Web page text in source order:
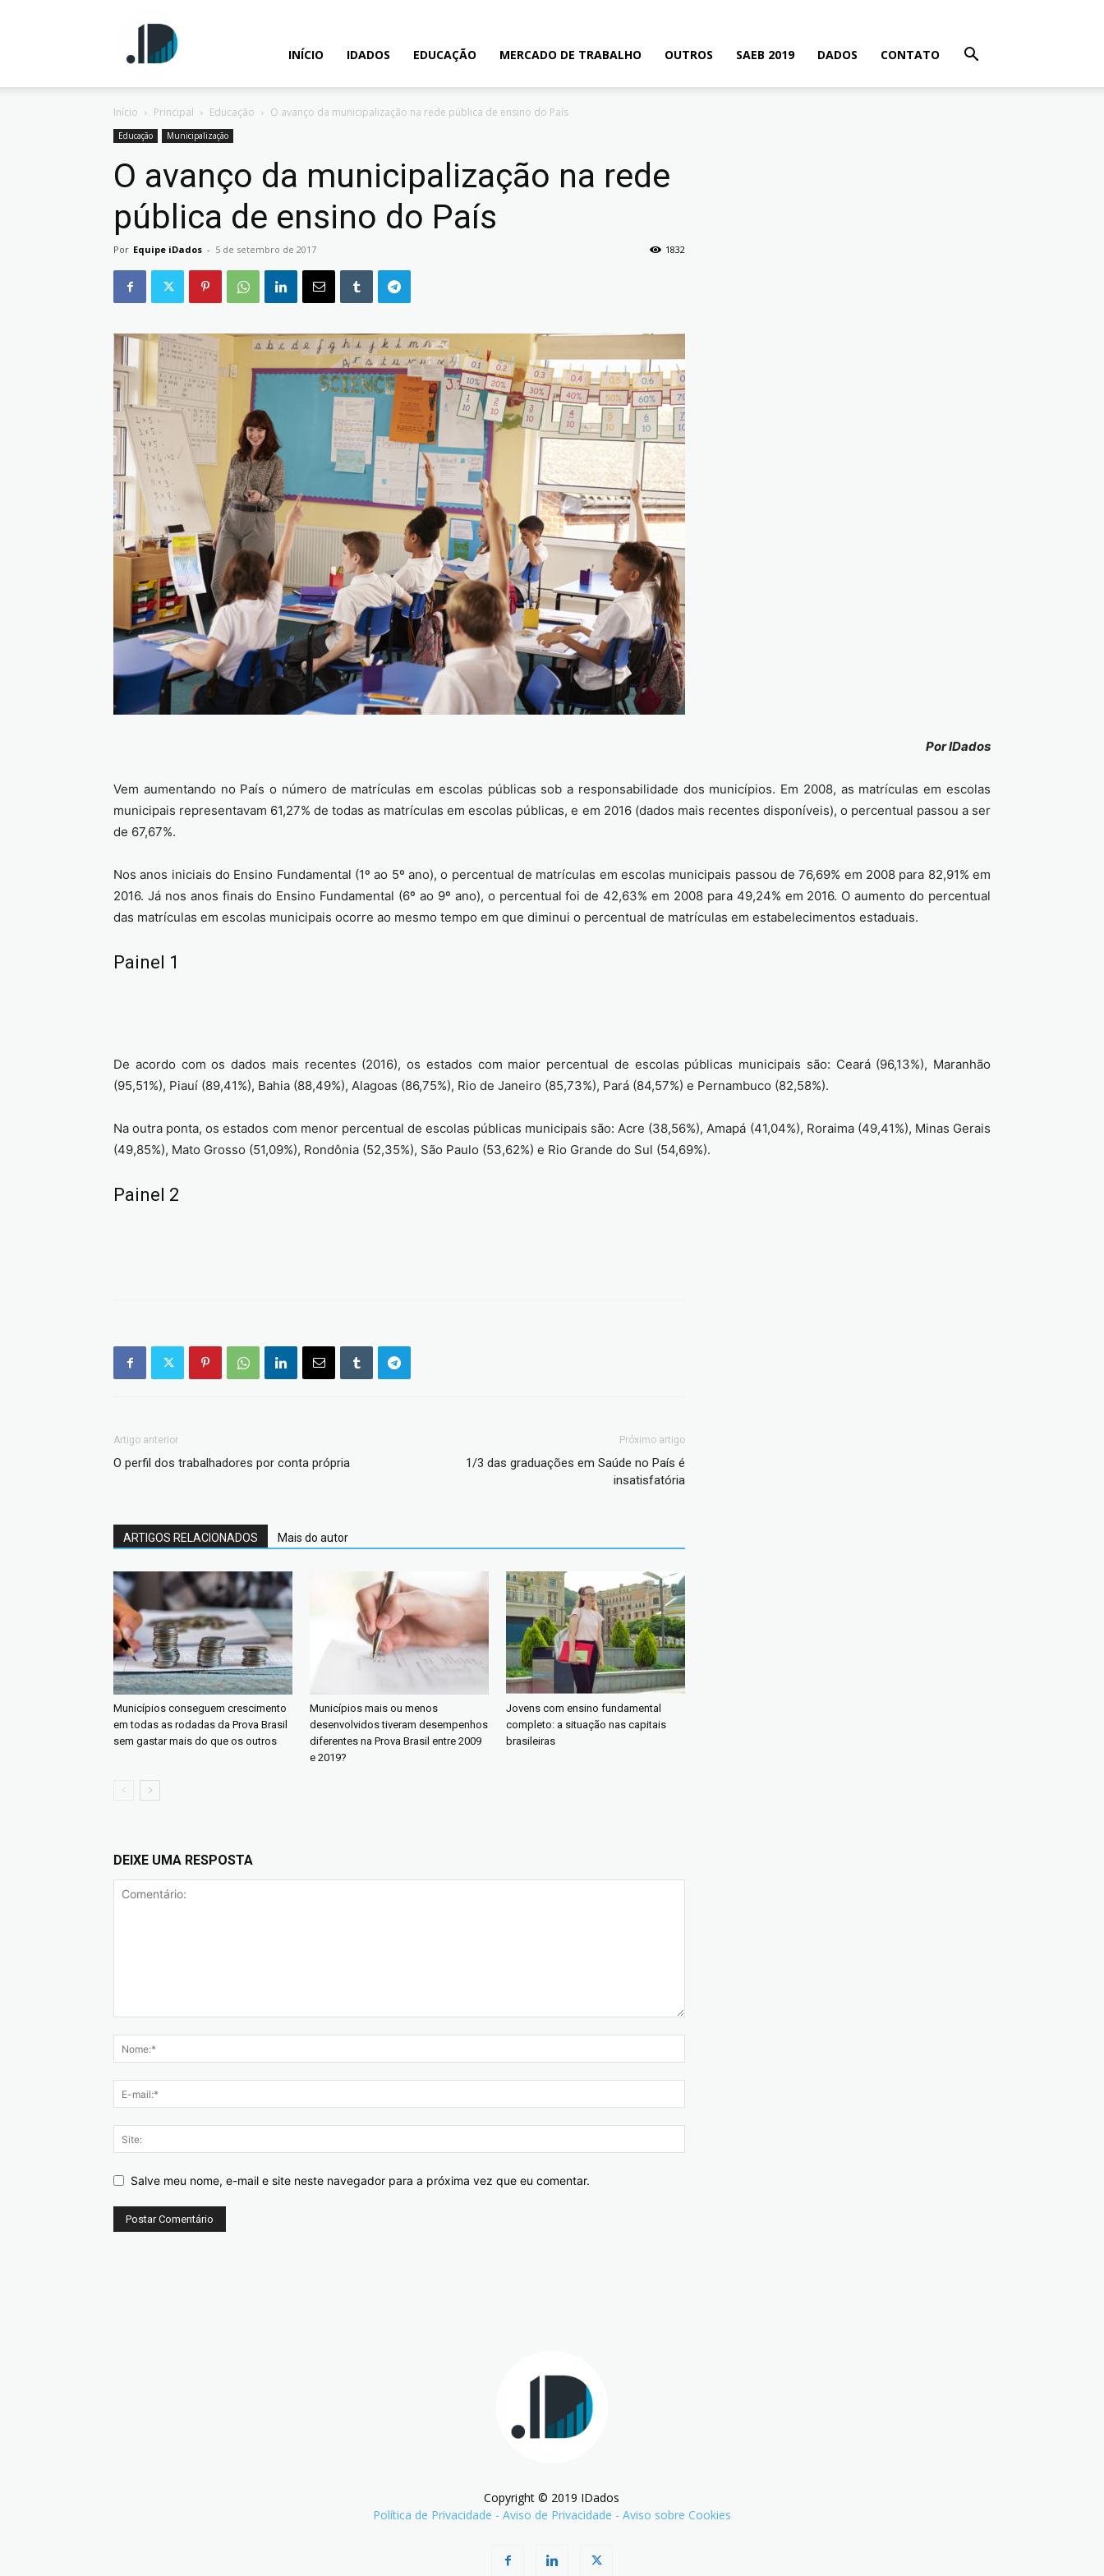
–
Inteligência
Analítica
INÍCIO IDADOS EDUCAÇÃO MERCADO DE TRABALHO OUTROS SAEB 2019 DADOS CONTATO
Início Principal Educação O avanço da municipalização na rede pública de ensino do País
Educação Municipalização
O avanço da municipalização na rede
pública de ensino do País
Por Equipe iDados - 5 de setembro de 2017 1832
Por IDados
Vem aumentando no País o número de matrículas em escolas públicas sob a responsabilidade dos municípios. Em 2008, as matrículas em escolas
municipais representavam 61,27% de todas as matrículas em escolas públicas, e em 2016 (dados mais recentes disponíveis), o percentual passou a ser
de 67,67%.
Nos anos iniciais do Ensino Fundamental (1º ao 5º ano), o percentual de matrículas em escolas municipais passou de 76,69% em 2008 para 82,91% em
2016. Já nos anos finais do Ensino Fundamental (6º ao 9º ano), o percentual foi de 42,63% em 2008 para 49,24% em 2016. O aumento do percentual
das matrículas em escolas municipais ocorre ao mesmo tempo em que diminui o percentual de matrículas em estabelecimentos estaduais.
Painel 1
De acordo com os dados mais recentes (2016), os estados com maior percentual de escolas públicas municipais são: Ceará (96,13%), Maranhão
(95,51%), Piauí (89,41%), Bahia (88,49%), Alagoas (86,75%), Rio de Janeiro (85,73%), Pará (84,57%) e Pernambuco (82,58%).
Na outra ponta, os estados com menor percentual de escolas públicas municipais são: Acre (38,56%), Amapá (41,04%), Roraima (49,41%), Minas Gerais
(49,85%), Mato Grosso (51,09%), Rondônia (52,35%), São Paulo (53,62%) e Rio Grande do Sul (54,69%).
Painel 2
Artigo anterior
O perfil dos trabalhadores por conta própria
Próximo artigo
1/3 das graduações em Saúde no País é
insatisfatória
ARTIGOS RELACIONADOS Mais do autor
Municípios conseguem crescimento
em todas as rodadas da Prova Brasil
sem gastar mais do que os outros
Municípios mais ou menos
desenvolvidos tiveram desempenhos
diferentes na Prova Brasil entre 2009
e 2019?
Jovens com ensino fundamental
completo: a situação nas capitais
brasileiras
DEIXE UMA RESPOSTA
Salve meu nome, e-mail e site neste navegador para a próxima vez que eu comentar.
Copyright © 2019 IDados
Política de Privacidade - Aviso de Privacidade - Aviso sobre Cookies